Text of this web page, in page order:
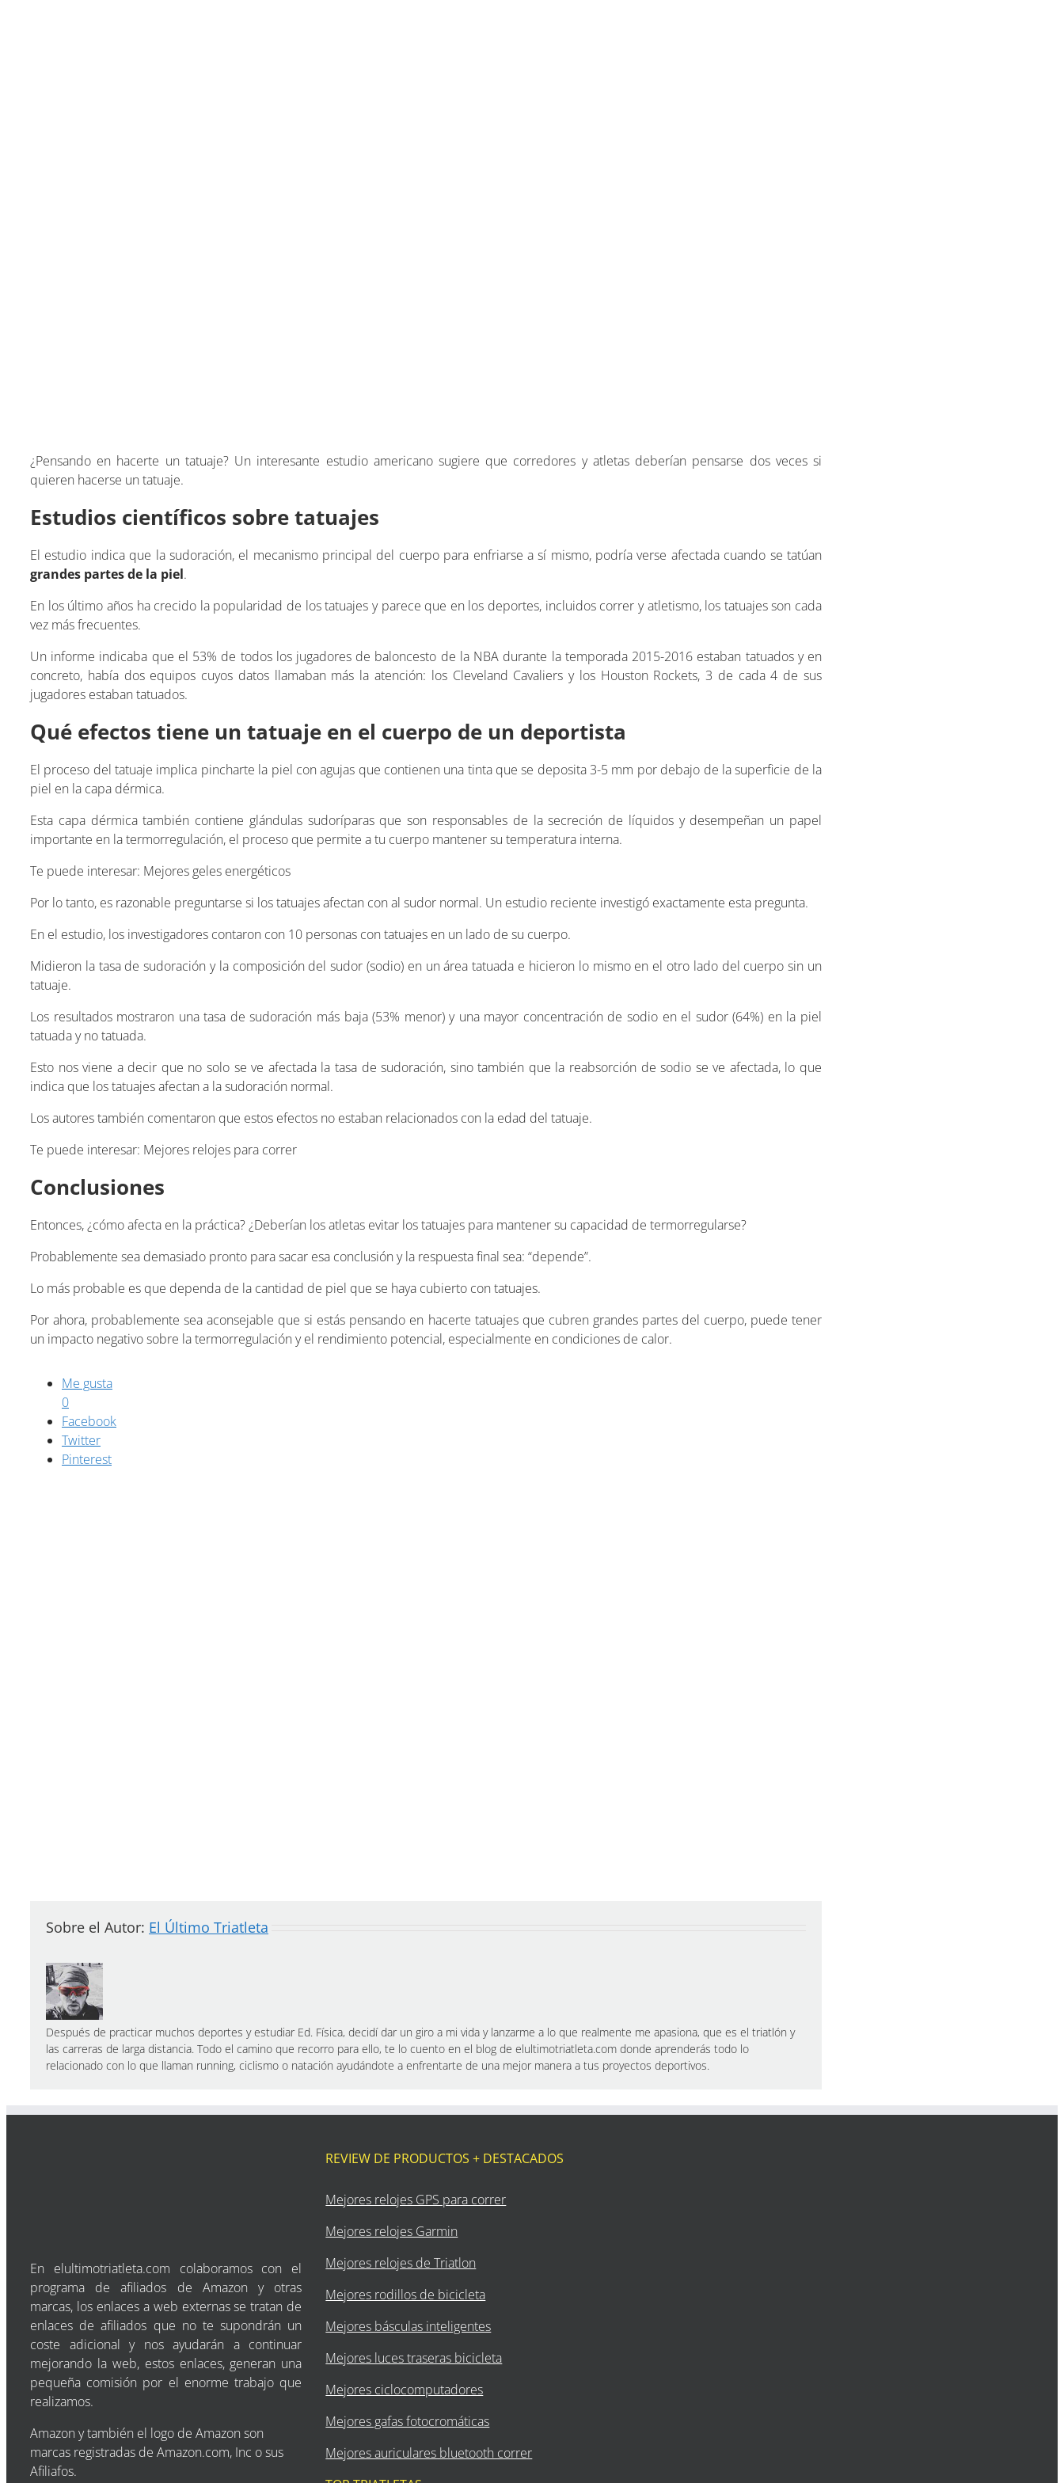
¿Pensando en hacerte un tatuaje? Un interesante estudio americano sugiere que corredores y atletas deberían pensarse dos veces si
quieren hacerse un tatuaje.
Estudios científicos sobre tatuajes
El estudio indica que la sudoración, el mecanismo principal del cuerpo para enfriarse a sí mismo, podría verse afectada cuando se tatúan
grandes partes de la piel.
En los último años ha crecido la popularidad de los tatuajes y parece que en los deportes, incluidos correr y atletismo, los tatuajes son cada
vez más frecuentes.
Un informe indicaba que el 53% de todos los jugadores de baloncesto de la NBA durante la temporada 2015-2016 estaban tatuados y en
concreto, había dos equipos cuyos datos llamaban más la atención: los Cleveland Cavaliers y los Houston Rockets, 3 de cada 4 de sus
jugadores estaban tatuados.
Qué efectos tiene un tatuaje en el cuerpo de un deportista
El proceso del tatuaje implica pincharte la piel con agujas que contienen una tinta que se deposita 3-5 mm por debajo de la superficie de la
piel en la capa dérmica.
Esta capa dérmica también contiene glándulas sudoríparas que son responsables de la secreción de líquidos y desempeñan un papel
importante en la termorregulación, el proceso que permite a tu cuerpo mantener su temperatura interna.
Te puede interesar: Mejores geles energéticos
Por lo tanto, es razonable preguntarse si los tatuajes afectan con al sudor normal. Un estudio reciente investigó exactamente esta pregunta.
En el estudio, los investigadores contaron con 10 personas con tatuajes en un lado de su cuerpo.
Midieron la tasa de sudoración y la composición del sudor (sodio) en un área tatuada e hicieron lo mismo en el otro lado del cuerpo sin un
tatuaje.
Los resultados mostraron una tasa de sudoración más baja (53% menor) y una mayor concentración de sodio en el sudor (64%) en la piel
tatuada y no tatuada.
Esto nos viene a decir que no solo se ve afectada la tasa de sudoración, sino también que la reabsorción de sodio se ve afectada, lo que
indica que los tatuajes afectan a la sudoración normal.
Los autores también comentaron que estos efectos no estaban relacionados con la edad del tatuaje.
Te puede interesar: Mejores relojes para correr
Conclusiones
Entonces, ¿cómo afecta en la práctica? ¿Deberían los atletas evitar los tatuajes para mantener su capacidad de termorregularse?
Probablemente sea demasiado pronto para sacar esa conclusión y la respuesta final sea: “depende”.
Lo más probable es que dependa de la cantidad de piel que se haya cubierto con tatuajes.
Por ahora, probablemente sea aconsejable que si estás pensando en hacerte tatuajes que cubren grandes partes del cuerpo, puede tener
un impacto negativo sobre la termorregulación y el rendimiento potencial, especialmente en condiciones de calor.
Me gusta
0
Facebook
Twitter
Pinterest
Sobre el Autor: El Último Triatleta
Después de practicar muchos deportes y estudiar Ed. Física, decidí dar un giro a mi vida y lanzarme a lo que realmente me apasiona, que es el triatlón y
las carreras de larga distancia. Todo el camino que recorro para ello, te lo cuento en el blog de elultimotriatleta.com donde aprenderás todo lo
relacionado con lo que llaman running, ciclismo o natación ayudándote a enfrentarte de una mejor manera a tus proyectos deportivos.
En elultimotriatleta.com colaboramos con el
programa de afiliados de Amazon y otras
marcas, los enlaces a web externas se tratan de
enlaces de afiliados que no te supondrán un
coste adicional y nos ayudarán a continuar
mejorando la web, estos enlaces, generan una
pequeña comisión por el enorme trabajo que
realizamos.
Amazon y también el logo de Amazon son
marcas registradas de Amazon.com, Inc o sus
Afiliafos.
REVIEW DE PRODUCTOS + DESTACADOS
Mejores relojes GPS para correr
Mejores relojes Garmin
Mejores relojes de Triatlon
Mejores rodillos de bicicleta
Mejores básculas inteligentes
Mejores luces traseras bicicleta
Mejores ciclocomputadores
Mejores gafas fotocromáticas
Mejores auriculares bluetooth correr